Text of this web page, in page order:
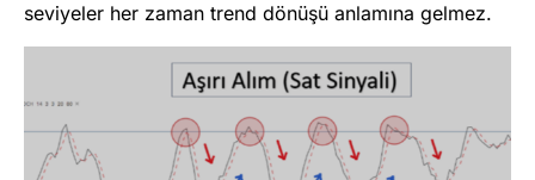
seviyeler her zaman trend dönüşü anlamına gelmez.